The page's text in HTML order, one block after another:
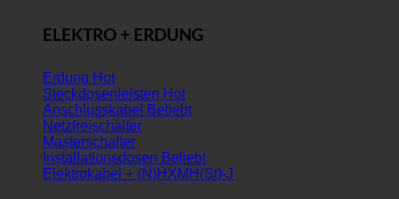
ELEKTRO + ERDUNG
Erdung
Steckdosenleisten
Anschlusskabel
Netzfreischalter
Masterschalter
Installationsdosen
Elektrokabel + (N)HXMH(St)-J